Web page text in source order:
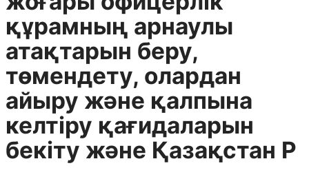
құрамның арнаулы
атақтарын беру,
төмендету, олардан
айыру және қалпына
келтіру қағидаларын
бекіту және Қазақстан Р